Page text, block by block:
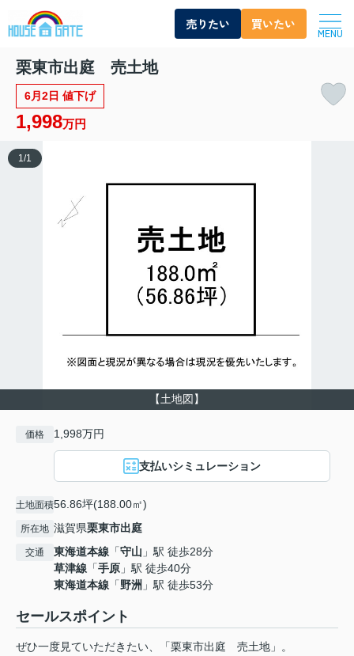
売りたい 買いたい
MENU
栗東市出庭 売土地
6月2日 値下げ
1,998万円
【土地図】
1 /1
価格 1,998万円
支払いシミュレーション
土地面積56.86坪(188.00㎡)
所在地 滋賀県栗東市出庭
交通 東海道本線 「守山 」駅 徒歩28分
草津線 「手原 」駅 徒歩40分
東海道本線 「野洲 」駅 徒歩53分
セールスポイント
ぜひ一度見ていただきたい、「栗東市出庭 売土地」。